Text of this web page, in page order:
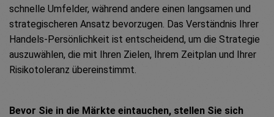
schnelle Umfelder, während andere einen langsamen und
strategischeren Ansatz bevorzugen. Das Verständnis Ihrer
Handels-Persönlichkeit ist entscheidend, um die Strategie
auszuwählen, die mit Ihren Zielen, Ihrem Zeitplan und Ihrer
Risikotoleranz übereinstimmt.
Bevor Sie in die Märkte eintauchen, stellen Sie sich